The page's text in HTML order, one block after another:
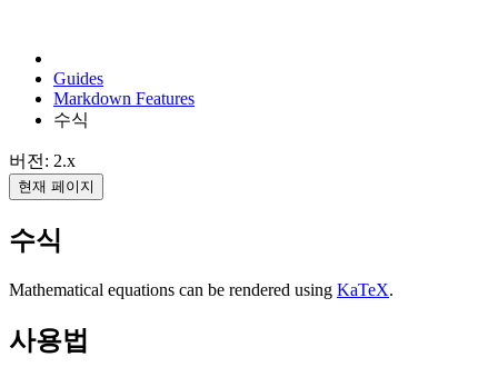
Guides
Markdown Features
수식
버전: 2.x
현재 페이지
수식
Mathematical equations can be rendered using KaTeX.
사용법